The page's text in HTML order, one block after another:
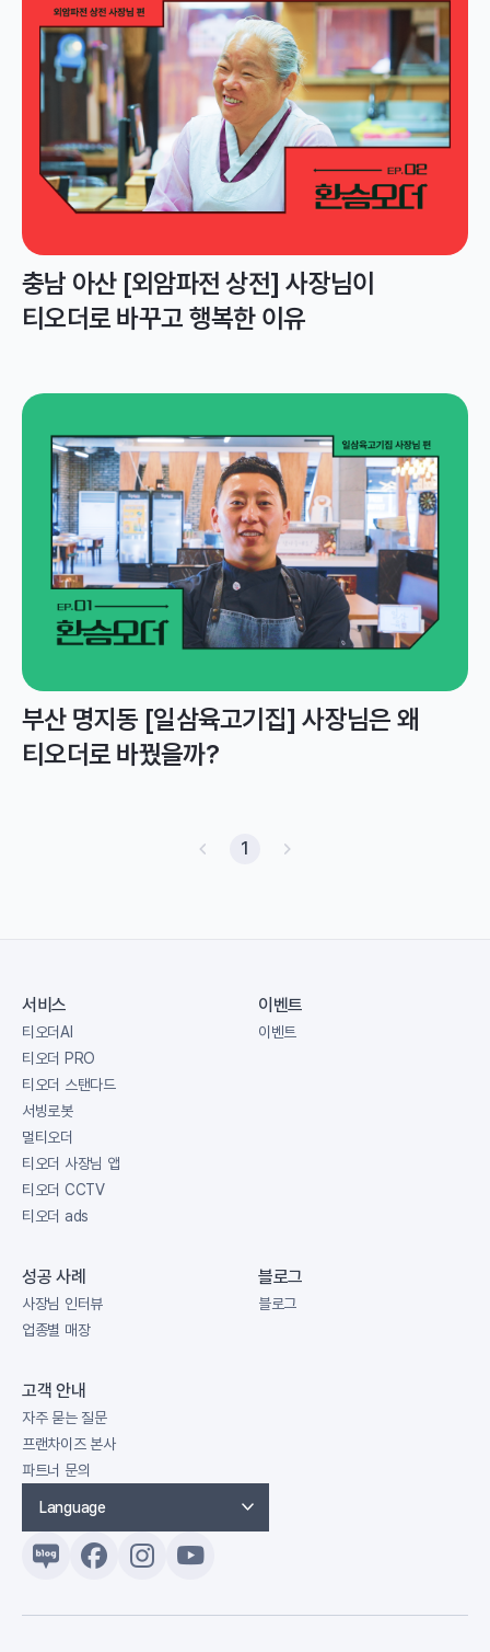
충남 아산 [외암파전 상전] 사장님이
티오더로 바꾸고 행복한 이유
부산 명지동 [일삼육고기집] 사장님은 왜
티오더로 바꿨을까?
1
서비스
티오더AI
티오더 PRO
티오더 스탠다드
서빙로봇
멀티오더
티오더 사장님 앱
티오더 CCTV
티오더 ads
이벤트
이벤트
성공 사례
사장님 인터뷰
업종별 매장
블로그
블로그
고객 안내
자주 묻는 질문
프랜차이즈 본사
파트너 문의
Language